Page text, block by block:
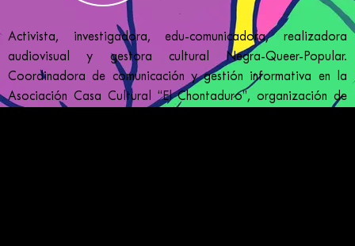
Activista, investigadora, edu-comunicadora, realizadora
audiovisual y gestora cultural Negra-Queer-Popular.
Coordinadora de comunicación y gestión informativa en la
Asociación Casa Cultural “El Chontaduro”, organización de